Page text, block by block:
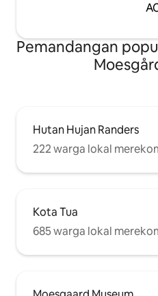
Pemandangan
Hutan Hujan Randers
222 warga lokal
Kota Tua
685 warga lokal